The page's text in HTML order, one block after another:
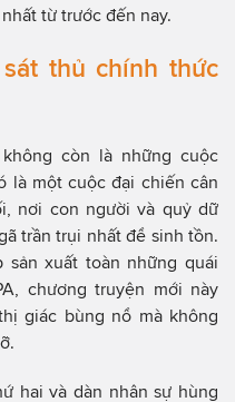
từ trước đến nay.
thủ chính thức
không còn là những cuộc
là một cuộc đại chiến cân
nơi con người và quỷ dữ
trần trụi nhất để sinh tồn.
xuất toàn những quái
chương truyện mới này
giác bùng nổ mà không
hai và dàn nhân sự hùng